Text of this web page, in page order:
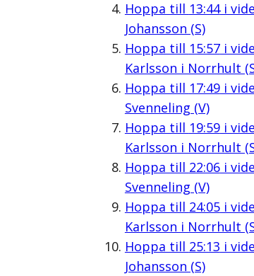
Hoppa till 13:44i
Johansson (S)
Hoppa till 15:57i
Karlsson i Norrhult
Hoppa till 17:49i
Svenneling (V)
Hoppa till 19:59i
Karlsson i Norrhult
Hoppa till 22:06i
Svenneling (V)
Hoppa till 24:05i
Karlsson i Norrhult
Hoppa till 25:13 i
Johansson (S)